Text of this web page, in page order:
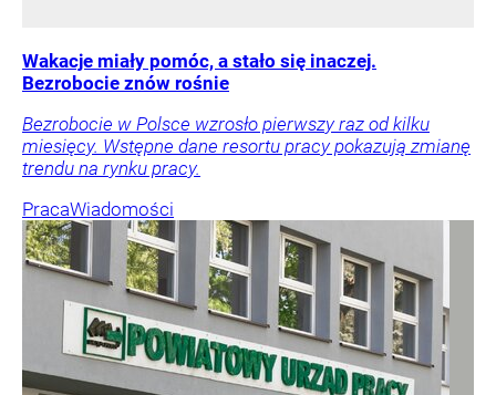
Wakacje miały pomóc, a stało się inaczej.
Bezrobocie znów rośnie
Bezrobocie w Polsce wzrosło pierwszy raz od kilku
miesięcy. Wstępne dane resortu pracy pokazują zmianę
trendu na rynku pracy.
PracaWiadomości